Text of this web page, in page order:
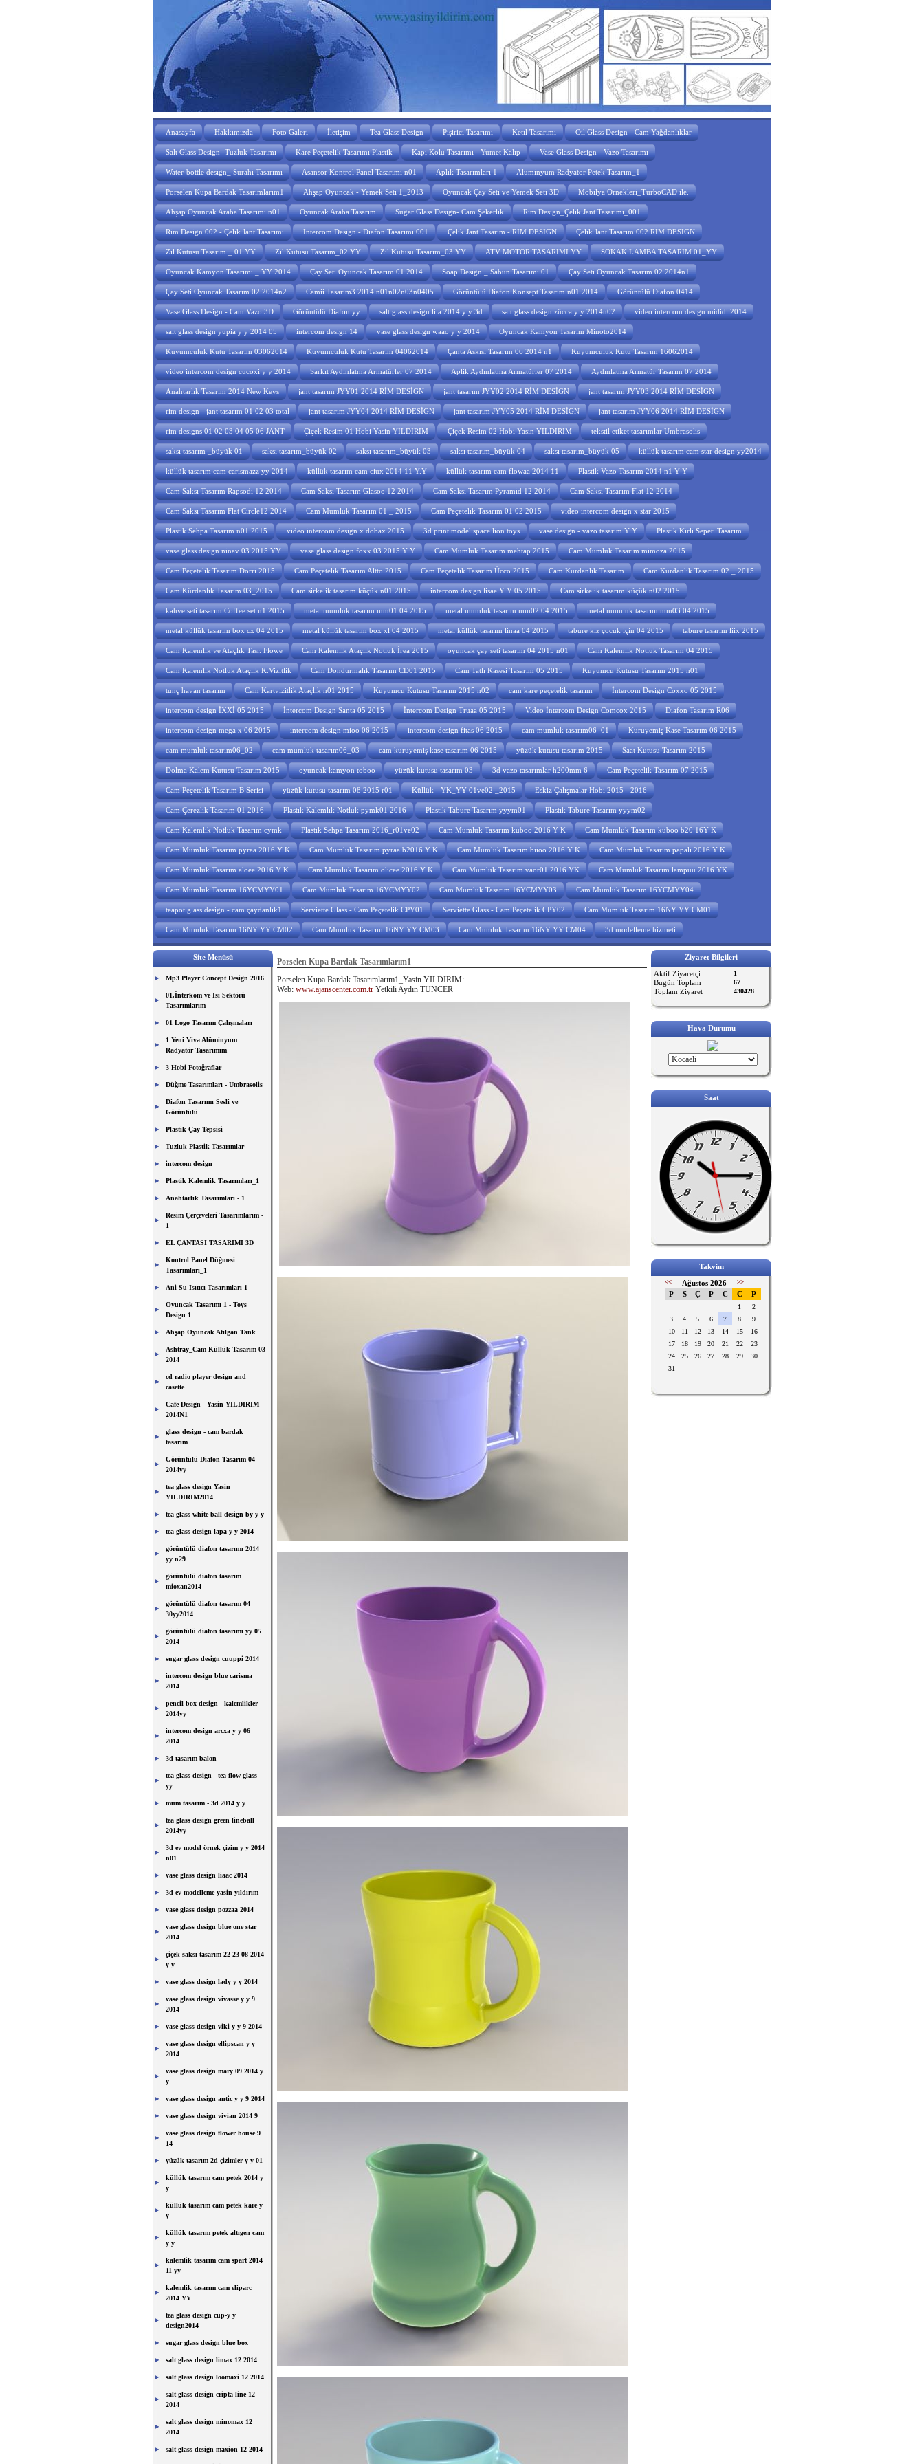
Anasayfa Hakkımızda Foto Galeri İletişim Tea Glass Design Pişirici Tasarımı Ketıl Tasarımı Oil Glass Design - Cam Yağdanlıklar
Salt Glass Design -Tuzluk Tasarımı Kare Peçetelik Tasarımı Plastik Kapı Kolu Tasarımı - Yumet Kalıp Vase Glass Design - Vazo Tasarımı
Water-bottle design_ Sürahi Tasarımı Asansör Kontrol Panel Tasarımı n01 Aplik Tasarımları 1 Alüminyum Radyatör Petek Tasarım_1
Porselen Kupa Bardak Tasarımlarım1 Ahşap Oyuncak - Yemek Seti 1_2013 Oyuncak Çay Seti ve Yemek Seti 3D Mobilya Örnekleri_TurboCAD ile.
Ahşap Oyuncak Araba Tasarımı n01 Oyuncak Araba Tasarım Sugar Glass Design- Cam Şekerlik Rim Design_Çelik Jant Tasarımı_001
Rim Design 002 - Çelik Jant Tasarımı İntercom Design - Diafon Tasarımı 001 Çelik Jant Tasarım - RİM DESİGN Çelik Jant Tasarım 002 RİM DESİGN
Zil Kutusu Tasarım _ 01 YY Zil Kutusu Tasarım_02 YY Zil Kutusu Tasarım_03 YY ATV MOTOR TASARIMI YY SOKAK LAMBA TASARIM 01_YY
Oyuncak Kamyon Tasarımı _ YY 2014 Çay Seti Oyuncak Tasarım 01 2014 Soap Design _ Sabun Tasarımı 01 Çay Seti Oyuncak Tasarım 02 2014n1
Çay Seti Oyuncak Tasarım 02 2014n2 Camii Tasarım3 2014 n01n02n03n0405 Görüntülü Diafon Konsept Tasarım n01 2014 Görüntülü Diafon 0414
Vase Glass Design - Cam Vazo 3D Görüntülü Diafon yy salt glass design lila 2014 y y 3d salt glass design zücca y y 2014n02 video intercom design mididi 2014
salt glass design yupia y y 2014 05 intercom design 14 vase glass design waao y y 2014 Oyuncak Kamyon Tasarım Minoto2014
Kuyumculuk Kutu Tasarım 03062014 Kuyumculuk Kutu Tasarım 04062014 Çanta Askısı Tasarım 06 2014 n1 Kuyumculuk Kutu Tasarım 16062014
video intercom design cucoxi y y 2014 Sarkıt Aydınlatma Armatürler 07 2014 Aplik Aydınlatma Armatürler 07 2014 Aydınlatma Armatür Tasarım 07 2014
Anahtarlık Tasarım 2014 New Keys jant tasarım JYY01 2014 RİM DESİGN jant tasarım JYY02 2014 RİM DESİGN jant tasarım JYY03 2014 RİM DESİGN
rim design - jant tasarım 01 02 03 total jant tasarım JYY04 2014 RİM DESİGN jant tasarım JYY05 2014 RİM DESİGN jant tasarım JYY06 2014 RİM DESİGN
rim designs 01 02 03 04 05 06 JANT Çiçek Resim 01 Hobi Yasin YILDIRIM Çiçek Resim 02 Hobi Yasin YILDIRIM tekstil etiket tasarımlar Umbrasolis
saksı tasarım _büyük 01 saksı tasarım_büyük 02 saksı tasarım_büyük 03 saksı tasarım_büyük 04 saksı tasarım_büyük 05 küllük tasarım cam star design yy2014
küllük tasarım cam carismazz yy 2014 küllük tasarım cam ciux 2014 11 Y.Y küllük tasarım cam flowaa 2014 11 Plastik Vazo Tasarım 2014 n1 Y Y
Cam Saksı Tasarım Rapsodi 12 2014 Cam Saksı Tasarım Glasoo 12 2014 Cam Saksı Tasarım Pyramid 12 2014 Cam Saksı Tasarım Flat 12 2014
Cam Saksı Tasarım Flat Circle12 2014 Cam Mumluk Tasarım 01 _ 2015 Cam Peçetelik Tasarım 01 02 2015 video intercom design x star 2015
Plastik Sehpa Tasarım n01 2015 video intercom design x dobax 2015 3d print model space lion toys vase design - vazo tasarım Y Y Plastik Kirli Sepeti Tasarım
vase glass design ninav 03 2015 YY vase glass design foxx 03 2015 Y Y Cam Mumluk Tasarım mehtap 2015 Cam Mumluk Tasarım mimoza 2015
Cam Peçetelik Tasarım Dorri 2015 Cam Peçetelik Tasarım Altto 2015 Cam Peçetelik Tasarım Ücco 2015 Cam Kürdanlık Tasarım Cam Kürdanlık Tasarım 02 _ 2015
Cam Kürdanlık Tasarım 03_2015 Cam sirkelik tasarım küçük n01 2015 intercom design lisae Y Y 05 2015 Cam sirkelik tasarım küçük n02 2015
kahve seti tasarım Coffee set n1 2015 metal mumluk tasarım mm01 04 2015 metal mumluk tasarım mm02 04 2015 metal mumluk tasarım mm03 04 2015
metal küllük tasarım box cx 04 2015 metal küllük tasarım box xl 04 2015 metal küllük tasarım linaa 04 2015 tabure kız çocuk için 04 2015 tabure tasarım liix 2015
Cam Kalemlik ve Ataçlık Tasr. Flowe Cam Kalemlik Ataçlık Notluk İrea 2015 oyuncak çay seti tasarım 04 2015 n01 Cam Kalemlik Notluk Tasarım 04 2015
Cam Kalemlik Notluk Ataçlık K.Vizitlik Cam Dondurmalık Tasarım CD01 2015 Cam Tatlı Kasesi Tasarım 05 2015 Kuyumcu Kutusu Tasarım 2015 n01
tunç havan tasarım Cam Kartvizitlik Ataçlık n01 2015 Kuyumcu Kutusu Tasarım 2015 n02 cam kare peçetelik tasarım İntercom Design Coxxo 05 2015
intercom design İXXİ 05 2015 İntercom Design Santa 05 2015 İntercom Design Truaa 05 2015 Video İntercom Design Comcox 2015 Diafon Tasarım R06
intercom design mega x 06 2015 intercom design mioo 06 2015 intercom design fitas 06 2015 cam mumluk tasarım06_01 Kuruyemiş Kase Tasarım 06 2015
cam mumluk tasarım06_02 cam mumluk tasarım06_03 cam kuruyemiş kase tasarım 06 2015 yüzük kutusu tasarım 2015 Saat Kutusu Tasarım 2015
Dolma Kalem Kutusu Tasarım 2015 oyuncak kamyon toboo yüzük kutusu tasarım 03 3d vazo tasarımlar h200mm 6 Cam Peçetelik Tasarım 07 2015
Cam Peçetelik Tasarım B Serisi yüzük kutusu tasarım 08 2015 r01 Küllük - YK_YY 01ve02 _2015 Eskiz Çalışmalar Hobi 2015 - 2016
Cam Çerezlik Tasarım 01 2016 Plastik Kalemlik Notluk pymk01 2016 Plastik Tabure Tasarım yyym01 Plastik Tabure Tasarım yyym02
Cam Kalemlik Notluk Tasarım cymk Plastik Sehpa Tasarım 2016_r01ve02 Cam Mumluk Tasarım küboo 2016 Y K Cam Mumluk Tasarım küboo b20 16Y K
Cam Mumluk Tasarım pyraa 2016 Y K Cam Mumluk Tasarım pyraa b2016 Y K Cam Mumluk Tasarım biioo 2016 Y K Cam Mumluk Tasarım papali 2016 Y K
Cam Mumluk Tasarım aloee 2016 Y K Cam Mumluk Tasarım olicee 2016 Y K Cam Mumluk Tasarım vaor01 2016 YK Cam Mumluk Tasarım lampuu 2016 YK
Cam Mumluk Tasarım 16YCMYY01 Cam Mumluk Tasarım 16YCMYY02 Cam Mumluk Tasarım 16YCMYY03 Cam Mumluk Tasarım 16YCMYY04
teapot glass design - cam çaydanlık1 Serviette Glass - Cam Peçetelik CPY01 Serviette Glass - Cam Peçetelik CPY02 Cam Mumluk Tasarım 16NY YY CM01
Cam Mumluk Tasarım 16NY YY CM02 Cam Mumluk Tasarım 16NY YY CM03 Cam Mumluk Tasarım 16NY YY CM04 3d modelleme hizmeti
Site Menüsü
Mp3 Player Concept Design 2016
01.İnterkom ve Isı Sektörü
Tasarımlarım
01 Logo Tasarım Çalışmaları
1 Yeni Viva Alüminyum
Radyatör Tasarımım
3 Hobi Fotoğraflar
Düğme Tasarımları - Umbrasolis
Diafon Tasarımı Sesli ve
Görüntülü
Plastik Çay Tepsisi
Tuzluk Plastik Tasarımlar
intercom design
Plastik Kalemlik Tasarımları_1
Anahtarlık Tasarımları - 1
Resim Çerçeveleri Tasarımlarım -
1
EL ÇANTASI TASARIMI 3D
Kontrol Panel Düğmesi
Tasarımları_1
Ani Su Isıtıcı Tasarımları 1
Oyuncak Tasarımı 1 - Toys
Design 1
Ahşap Oyuncak Atılgan Tank
Ashtray_Cam Küllük Tasarım 03
2014
cd radio player design and
casette
Cafe Design - Yasin YILDIRIM
2014N1
glass design - cam bardak
tasarım
Görüntülü Diafon Tasarım 04
2014yy
tea glass design Yasin
YILDIRIM2014
tea glass white ball design by y y
tea glass design lapa y y 2014
görüntülü diafon tasarımı 2014
yy n29
görüntülü diafon tasarım
mioxan2014
görüntülü diafon tasarım 04
30yy2014
görüntülü diafon tasarımı yy 05
2014
sugar glass design cuuppi 2014
intercom design blue carisma
2014
pencil box design - kalemlikler
2014yy
intercom design arcxa y y 06
2014
3d tasarım balon
tea glass design - tea flow glass
yy
mum tasarım - 3d 2014 y y
tea glass design green lineball
2014yy
3d ev model örnek çizim y y 2014
n01
vase glass design liaac 2014
3d ev modelleme yasin yıldırım
vase glass design pozzaa 2014
vase glass design blue one star
2014
çiçek saksı tasarım 22-23 08 2014
y y
vase glass design lady y y 2014
vase glass design vivasse y y 9
2014
vase glass design viki y y 9 2014
vase glass design ellipscan y y
2014
vase glass design mary 09 2014 y
y
vase glass design antic y y 9 2014
vase glass design vivian 2014 9
vase glass design flower house 9
14
yüzük tasarım 2d çizimler y y 01
küllük tasarım cam petek 2014 y
y
küllük tasarım cam petek kare y
y
küllük tasarım petek altıgen cam
y y
kalemlik tasarım cam spart 2014
11 yy
kalemlik tasarım cam eliparc
2014 YY
tea glass design cup-y y
design2014
sugar glass design blue box
salt glass design limax 12 2014
salt glass design loomaxi 12 2014
salt glass design cripta line 12
2014
salt glass design minomax 12
2014
salt glass design maxion 12 2014
Porselen Kupa Bardak Tasarımlarım1
Porselen Kupa Bardak Tasarımlarım1_Yasin YILDIRIM:
Web: www.ajanscenter.com.tr Yetkili Aydın TUNCER
Ziyaret Bilgileri
Aktif Ziyaretçi
1
Bugün Toplam 67
Toplam Ziyaret 430428
Hava Durumu
Saat
Takvim
<< Ağustos 2026 >>
P S Ç P C C P
1
2
3
4 5 6 7 8
9
10
11 12 13 14 15
16
17
18 19 20 21 22
23
24
25 26 27 28 29
30
31